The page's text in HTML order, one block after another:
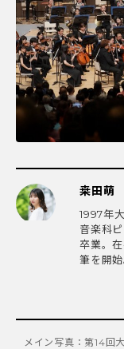
桒田萌
1997年
音楽科
卒業。
筆を開始
メイン写真：第14回